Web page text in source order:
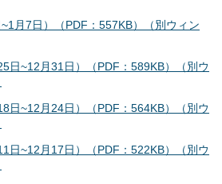
月7日）（PDF：557KB）（別ウィン
日~12月31日）（PDF：589KB）（別ウ
日~12月24日）（PDF：564KB）（別ウ
日~12月17日）（PDF：522KB）（別ウ